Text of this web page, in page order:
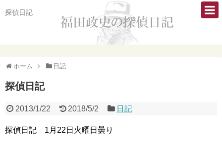
探偵日記
ホーム 日記
探偵日記
2013/1/22 2018/5/2 日記
探偵日記 1月22日火曜日曇り